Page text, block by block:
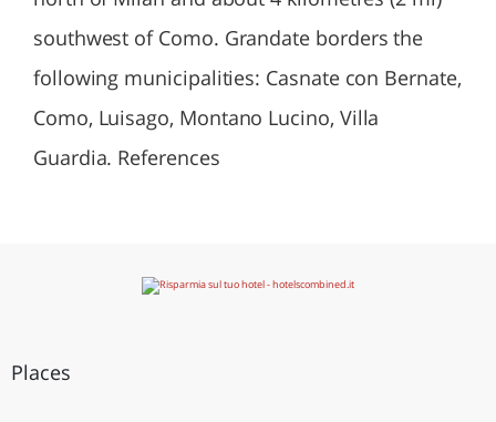
southwest of Como. Grandate borders the
following municipalities: Casnate con Bernate,
Como, Luisago, Montano Lucino, Villa
Guardia. References
Places